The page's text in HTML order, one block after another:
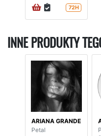
72H
INNE PRODUKTY
ARIANA GRANDE
Petal